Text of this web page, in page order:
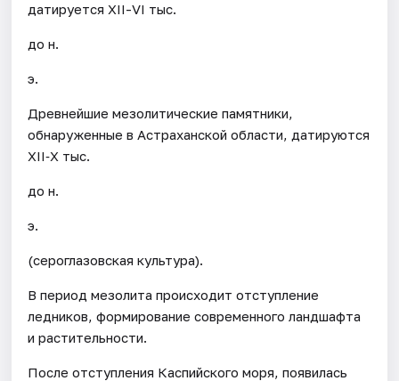
датируется XII-VI тыс.
до н.
э.
Древнейшие мезолитические памятники,
обнаруженные в Астраханской области, датируются
XII‐X тыс.
до н.
э.
(сероглазовская культура).
В период мезолита происходит отступление
ледников, формирование современного ландшафта
и растительности.
После отступления Каспийского моря, появилась